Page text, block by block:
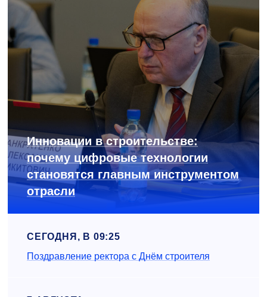
Инновации в строительстве:
почему цифровые технологии
становятся главным инструментом
отрасли
СЕГОДНЯ, В 09:25
Поздравление ректора с Днём строителя